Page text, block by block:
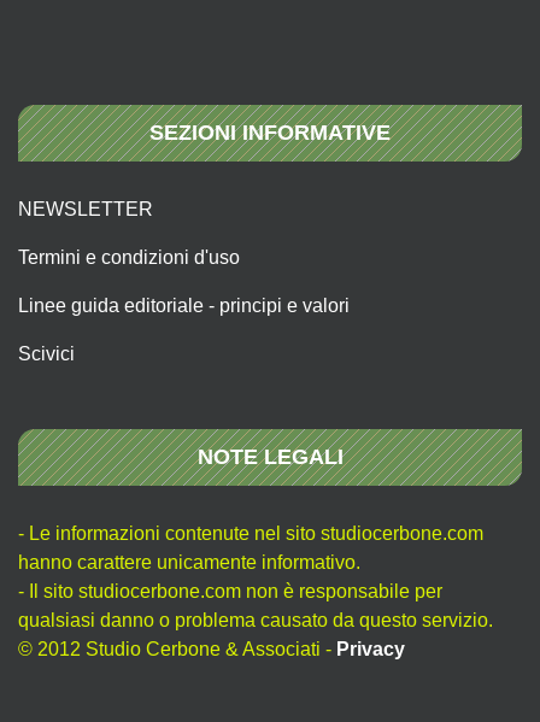
SEZIONI INFORMATIVE
NEWSLETTER
Termini e condizioni d'uso
Linee guida editoriale - principi e valori
Scivici
NOTE LEGALI
- Le informazioni contenute nel sito studiocerbone.com
hanno carattere unicamente informativo.
- Il sito studiocerbone.com non è responsabile per
qualsiasi danno o problema causato da questo servizio.
© 2012 Studio Cerbone & Associati - Privacy